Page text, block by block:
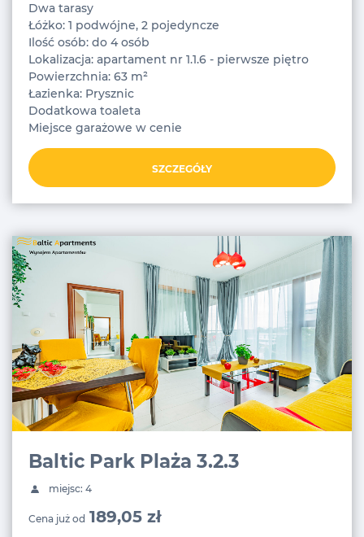
Dwa tarasy
Łóżko: 1 podwójne, 2 pojedyncze
Ilość osób: do 4 osób
Lokalizacja: apartament nr 1.1.6 - pierwsze piętro
Powierzchnia: 63 m²
Łazienka: Prysznic
Dodatkowa toaleta
Miejsce garażowe w cenie
SZCZEGÓŁY
Baltic Park Plaża 3.2.3
miejsc: 4
Cena już od 189,05 zł